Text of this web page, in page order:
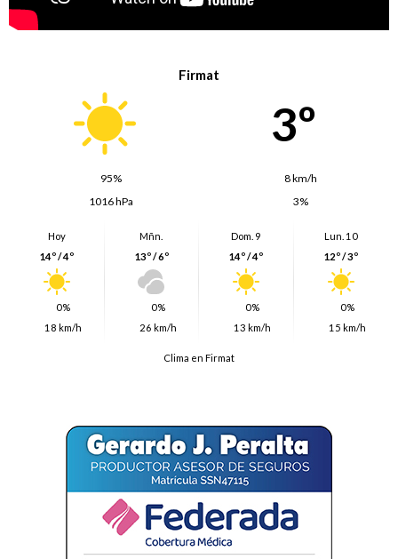
Firmat
3º
95%
8 km/h
1016 hPa
3%
Hoy
14º / 4º
0%
18 km/h
Mñn.
13º / 6º
0%
26 km/h
Dom. 9
14º / 4º
0%
13 km/h
Lun. 10
12º / 3º
0%
15 km/h
Clima en Firmat